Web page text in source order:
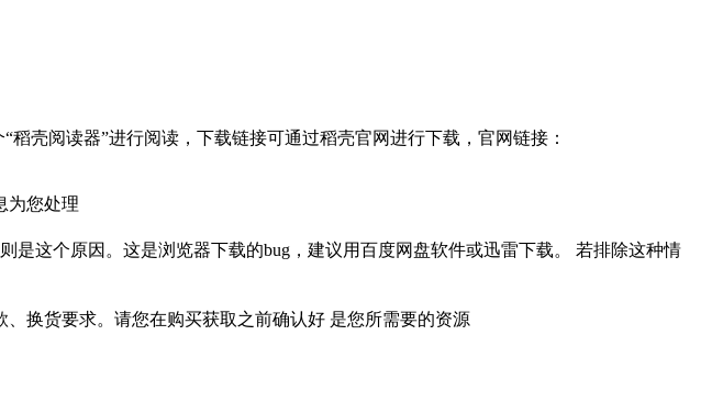
壳阅读器”进行阅读，下载链接可通过稻壳官网进行下载，官网链接：
为您处理
这个原因。这是浏览器下载的bug，建议用百度网盘软件或迅雷下载。 若排除这种情
换货要求。请您在购买获取之前确认好 是您所需要的资源